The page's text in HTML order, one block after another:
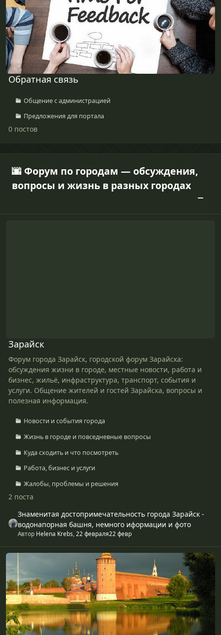
Обратная связь
Общение с администрацией
Предложения для портала
0 постов
🌆 Форум по городам — обсуждения,
вопросы и жизнь в разных городах
Зарайск
Форум города Зарайск, городской форум Зарайска:
обсуждения жизни в городе, местные новости, работа и
бизнес, жильё, инфраструктура, транспорт, события и
услуги. Общение жителей и гостей Зарайска, вопросы и
полезная информация.
Новости и события города
Жизнь в городе и повседневные вопросы
Куда сходить и что посмотреть
Работа, бизнес и услуги
Жалобы, проблемы и решения
2 поста
Знаменитая достопримечательность города Зарайск -
водонапорная башня, немного иформации и фото
Автор Helena Krebs,22 февраля22 февр
Коломна